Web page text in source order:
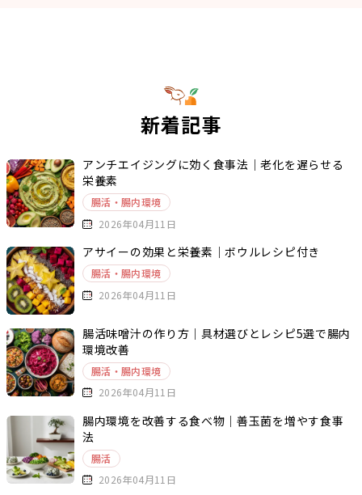
新着記事
アンチエイジングに効く食事法｜老化を遅らせる
栄養素
腸活・腸内環境
2026年04月11日
アサイーの効果と栄養素｜ボウルレシピ付き
腸活・腸内環境
2026年04月11日
腸活味噌汁の作り方｜具材選びとレシピ5選で腸内
環境改善
腸活・腸内環境
2026年04月11日
腸内環境を改善する食べ物｜善玉菌を増やす食事
法
腸活
2026年04月11日